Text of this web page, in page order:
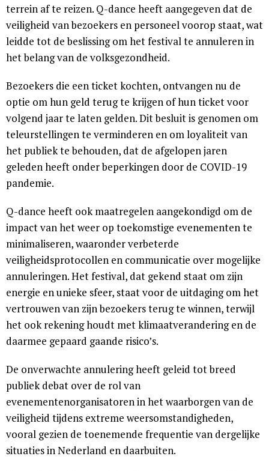
terrein af te reizen. Q-dance heeft aangegeven dat de
veiligheid van bezoekers en personeel voorop staat, wat
leidde tot de beslissing om het festival te annuleren in
het belang van de volksgezondheid.
Bezoekers die een ticket kochten, ontvangen nu de
optie om hun geld terug te krijgen of hun ticket voor
volgend jaar te laten gelden. Dit besluit is genomen om
teleurstellingen te verminderen en om loyaliteit van
het publiek te behouden, dat de afgelopen jaren
geleden heeft onder beperkingen door de COVID-19
pandemie.
Q-dance heeft ook maatregelen aangekondigd om de
impact van het weer op toekomstige evenementen te
minimaliseren, waaronder verbeterde
veiligheidsprotocollen en communicatie over mogelijke
annuleringen. Het festival, dat gekend staat om zijn
energie en unieke sfeer, staat voor de uitdaging om het
vertrouwen van zijn bezoekers terug te winnen, terwijl
het ook rekening houdt met klimaatverandering en de
daarmee gepaard gaande risico’s.
De onverwachte annulering heeft geleid tot breed
publiek debat over de rol van
evenementenorganisatoren in het waarborgen van de
veiligheid tijdens extreme weersomstandigheden,
vooral gezien de toenemende frequentie van dergelijke
situaties in Nederland en daarbuiten.